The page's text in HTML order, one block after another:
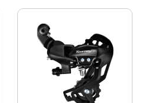
Campagnolo, Miche med